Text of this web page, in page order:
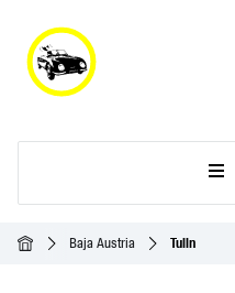
Inicio Baja Austria Tulln